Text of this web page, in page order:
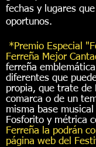
fechas y lugares
oportunos.
*Premio Especial
Ferreña Mejor
ferreña
diferentes que
propia, que trate de
comarca o de un
misma base
Fosforito y métrica
Ferreña la podrán
página web del